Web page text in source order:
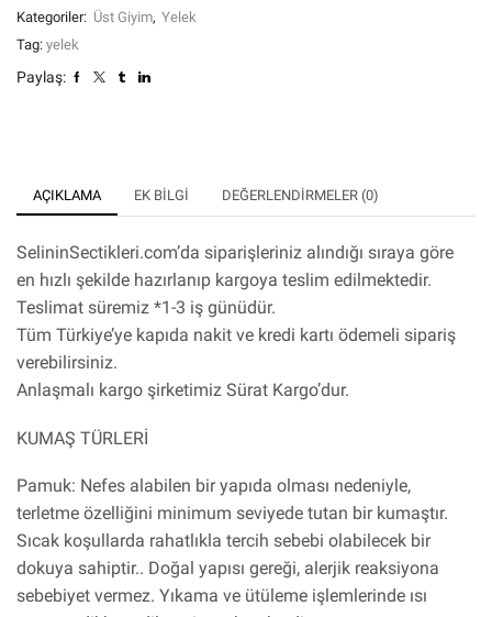
Kategoriler: Üst Giyim, Yelek
Tag: yelek
Paylaş:
AÇIKLAMA EK BILGI DEĞERLENDIRMELER (0)
SelininSectikleri.com’da siparişleriniz alındığı sıraya göre
en hızlı şekilde hazırlanıp kargoya teslim edilmektedir.
Teslimat süremiz *1-3 iş günüdür.
Tüm Türkiye’ye kapıda nakit ve kredi kartı ödemeli sipariş
verebilirsiniz.
Anlaşmalı kargo şirketimiz Sürat Kargo’dur.
KUMAŞ TÜRLERİ
Pamuk: Nefes alabilen bir yapıda olması nedeniyle,
terletme özelliğini minimum seviyede tutan bir kumaştır.
Sıcak koşullarda rahatlıkla tercih sebebi olabilecek bir
dokuya sahiptir.. Doğal yapısı gereği, alerjik reaksiyona
sebebiyet vermez. Yıkama ve ütüleme işlemlerinde ısı